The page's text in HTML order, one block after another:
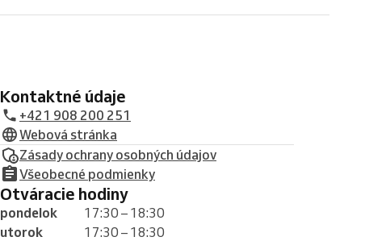
Kontaktné údaje
+421 908 200 251
Webová stránka
Zásady ochrany osobných údajov
Všeobecné podmienky
Otváracie hodiny
pondelok
17:30 – 18:30
utorok
17:30 – 18:30